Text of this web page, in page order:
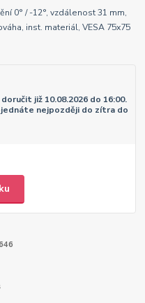
0° / -12°, vzdálenost 31 mm,
inst. materiál, VESA 75x75
již 10.08.2026 do 16:00.
nejpozději do zítra do